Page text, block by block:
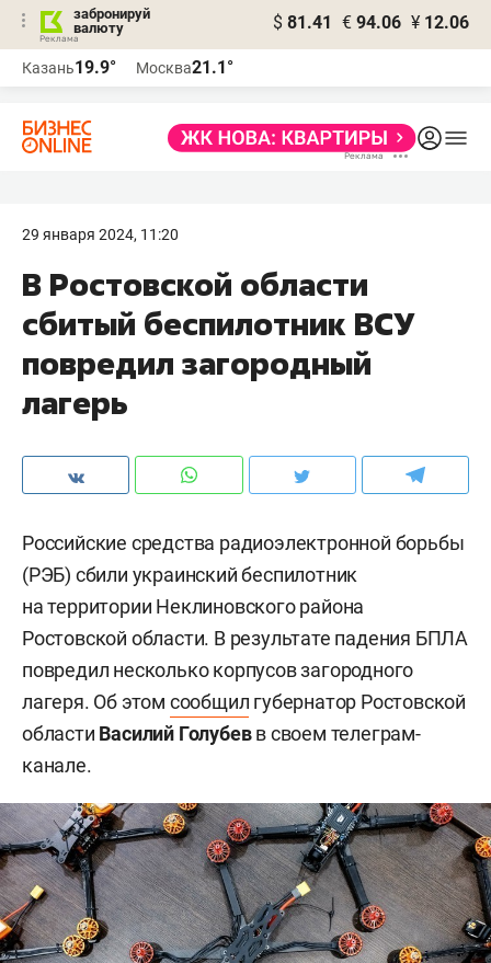
забронируй
валюту
$ 81.41 € 94.06 ¥ 12.06
Казань19.9° Москва21.1°
29 января 2024, 11:20
В Ростовской области
сбитый беспилотник ВСУ
повредил загородный
лагерь
Российские средства радиоэлектронной борьбы
(РЭБ) сбили украинский беспилотник
на территории Неклиновского района
Ростовской области. В результате падения БПЛА
повредил несколько корпусов загородного
лагеря. Об этом сообщил губернатор Ростовской
области Василий Голубевв своем телеграм-
канале.